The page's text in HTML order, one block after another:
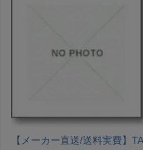
【メーカー直送/送料実費】